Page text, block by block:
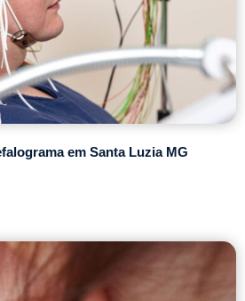
em Santa Luzia MG